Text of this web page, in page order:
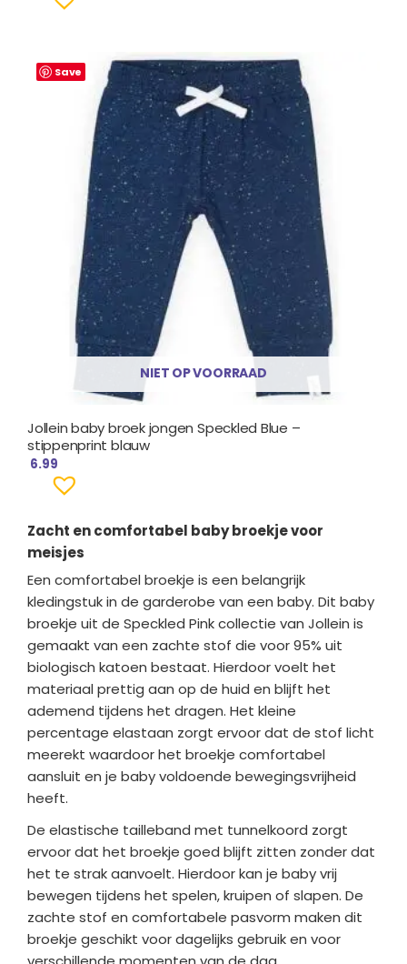
Save
NIET OP VOORRAAD
Jollein baby broek jongen Speckled Blue –
stippenprint blauw
6.99
Zacht en comfortabel baby broekje voor
meisjes
Een comfortabel broekje is een belangrijk
kledingstuk in de garderobe van een baby. Dit baby
broekje uit de Speckled Pink collectie van Jollein is
gemaakt van een zachte stof die voor 95% uit
biologisch katoen bestaat. Hierdoor voelt het
materiaal prettig aan op de huid en blijft het
ademend tijdens het dragen. Het kleine
percentage elastaan zorgt ervoor dat de stof licht
meerekt waardoor het broekje comfortabel
aansluit en je baby voldoende bewegingsvrijheid
heeft.
De elastische tailleband met tunnelkoord zorgt
ervoor dat het broekje goed blijft zitten zonder dat
het te strak aanvoelt. Hierdoor kan je baby vrij
bewegen tijdens het spelen, kruipen of slapen. De
zachte stof en comfortabele pasvorm maken dit
broekje geschikt voor dagelijks gebruik en voor